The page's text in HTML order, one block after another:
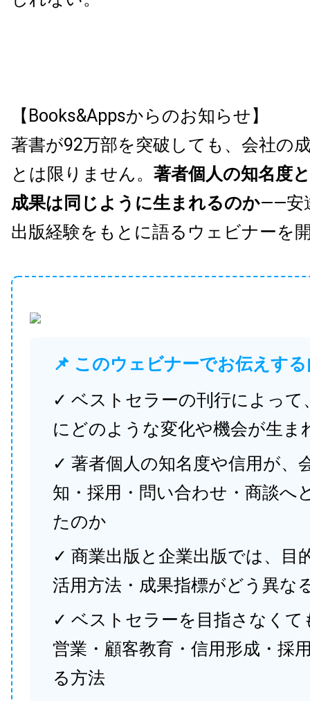
【Books&Appsからのお知らせ】
著書が92万部を突破しても、会社の
とは限りません。 著者個人の知名度
成果は同じように生まれるのか——安
出版経験をもとに語るウェビナーを
📌 このウェビナーでお伝えす
✓ ベストセラーの刊行によって
にどのような変化や機会が生ま
✓ 著者個人の知名度や信用が、
知・採用・問い合わせ・商談へ
たのか
✓ 商業出版と企業出版では、目
活用方法・成果指標がどう異な
✓ ベストセラーを目指さなくて
営業・顧客教育・信用形成・採
る方法